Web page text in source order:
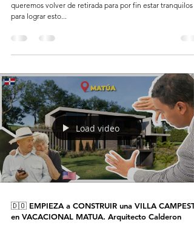
queremos volver de retirada para por fin estar tranquilos y
para lograr esto...
Load video
🇩🇴 EMPIEZA a CONSTRUIR una VILLA
en VACACIONAL MATUA. Arquitecto Calderon